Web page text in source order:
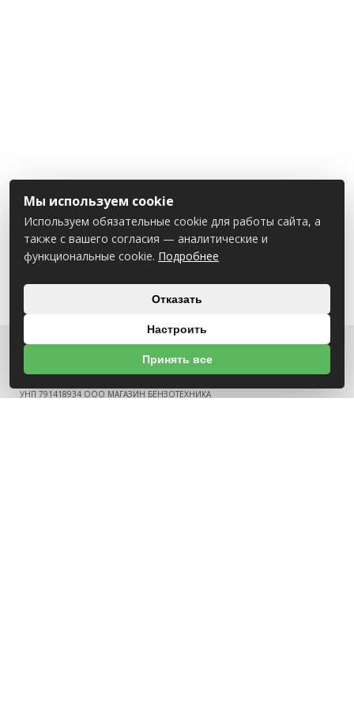
УНП 791418934 ООО МАГАЗИН БЕНЗОТЕХНИКА
Мы используем cookie
Используем обязательные cookie для работы сайта, а
также с вашего согласия — аналитические и
функциональные cookie. Подробнее
Отказать
Настроить
Принять все